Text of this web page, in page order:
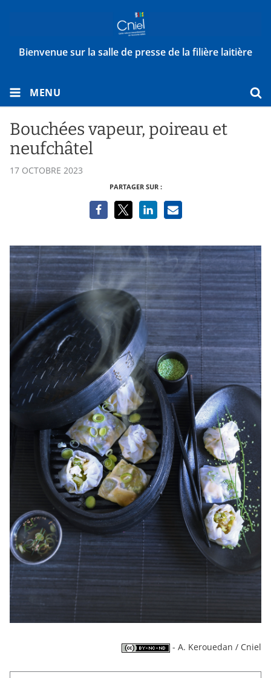
Bienvenue sur la salle de presse de la filière laitière
MENU
Bouchées vapeur, poireau et
neufchâtel
17 OCTOBRE 2023
PARTAGER SUR :
- A. Kerouedan / Cniel